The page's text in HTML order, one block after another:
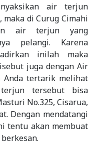
air terjun
di Curug Cimahi
air terjun yang
pelangi. Karena
inilah maka
juga dengan Air
Anda tertarik melihat
tersebut bisa
No.325, Cisarua,
Dengan mendatangi
tentu akan membuat